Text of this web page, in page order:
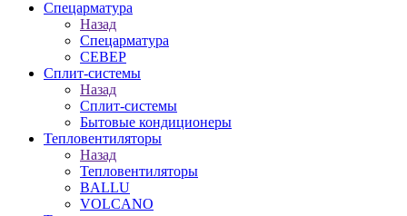
Спецарматура
Назад
Спецарматура
СЕВЕР
Сплит-системы
Назад
Сплит-системы
Бытовые кондиционеры
Тепловентиляторы
Назад
Тепловентиляторы
BALLU
VOLCANO